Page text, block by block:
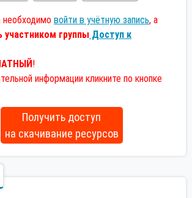
войти в учётную запись, а
участником группы Доступ к
!
информации кликните по кнопке
Получить доступ
на скачивание ресурсов